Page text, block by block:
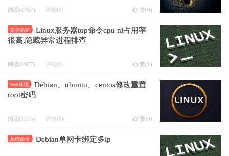
阅读(1767) 评论(0) 赞(0)
安全防护
Linux服务器top命令cpu ni占用率
很高,隐藏异常进程排查
阅读(1977) 评论(0) 赞(1 )
Web环境
Debian、ubuntu、centos修改重置
root密码
阅读(1275) 评论(0) 赞(0)
系统命令 Debian单网卡绑定多ip